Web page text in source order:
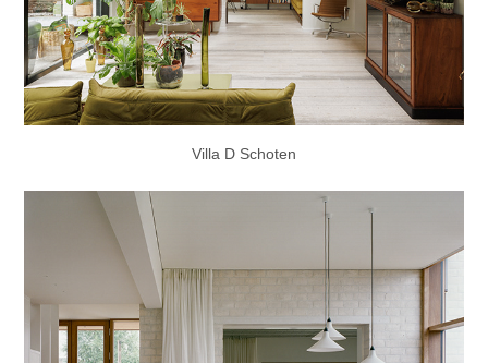
Villa D Schoten